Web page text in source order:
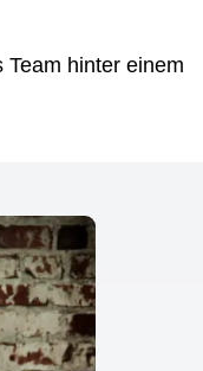
hinter einem